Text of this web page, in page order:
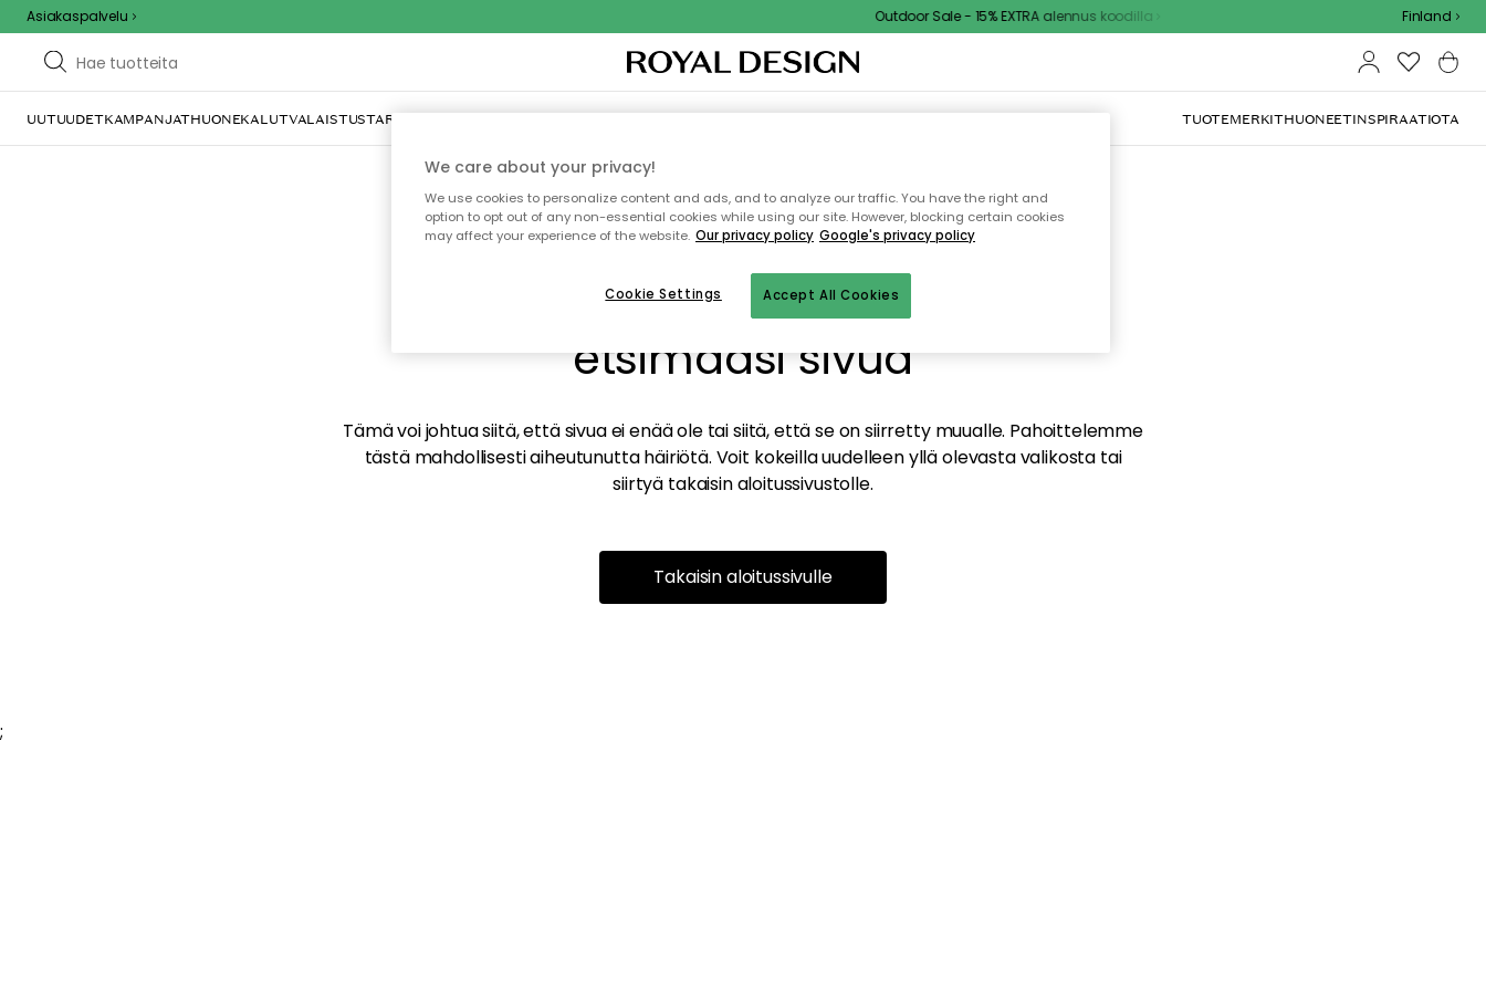
Asiakaspalvelu Outdoor Sale - 15% EXTRA alennus koodilla Finland
UUTUUDETKAMPANJATHUONEKALUTVALAISTUSTARJOILU JA KATTAUSSISUSTUSTEKSTIILIT & MATOTKEITTIÖSÄILYTYSULKOKALUSTEET TUOTEMERKITHUONEETINSPIRAATIOTA
Emme valitettavasti löydä
etsimääsi sivua
Tämä voi johtua siitä, että sivua ei enää ole tai siitä, että se on siirretty muualle. Pahoittelemme
tästä mahdollisesti aiheutunutta häiriötä. Voit kokeilla uudelleen yllä olevasta valikosta tai
siirtyä takaisin aloitussivustolle.
Takaisin aloitussivulle
;
We care about your privacy!
We use cookies to personalize content and ads, and to analyze our traffic. You have the right and
option to opt out of any non-essential cookies while using our site. However, blocking certain cookies
may affect your experience of the website. Our privacy policy Google's privacy policy
Accept All Cookies
Cookie Settings